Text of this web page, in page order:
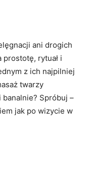
ani drogich
prostotę, rytuał i
z ich najpilniej
twarzy
banalnie? Spróbuj –
jak po wizycie w